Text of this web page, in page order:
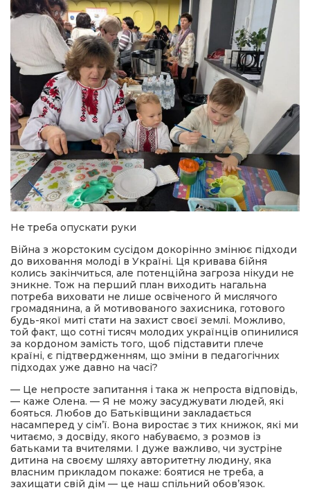
Не треба опускати руки
Війна з жорстоким сусідом докорінно змінює підходи
до виховання молоді в Україні. Ця кривава бійня
колись закінчиться, але потенційна загроза нікуди не
зникне. Тож на перший план виходить нагальна
потреба виховати не лише освіченого й мислячого
громадянина, а й мотивованого захисника, готового
будь-якої миті стати на захист своєї землі. Можливо,
той факт, що сотні тисяч молодих українців опинилися
за кордоном замість того, щоб підставити плече
країні, є підтвердженням, що зміни в педагогічних
підходах уже давно на часі?
— Це непросте запитання і така ж непроста відповідь,
— каже Олена. — Я не можу засуджувати людей, які
бояться. Любов до Батьківщини закладається
насамперед у сім’ї. Вона виростає з тих книжок, які ми
читаємо, з досвіду, якого набуваємо, з розмов із
батьками та вчителями. І дуже важливо, чи зустріне
дитина на своєму шляху авторитетну людину, яка
власним прикладом покаже: боятися не треба, а
захищати свій дім — це наш спільний обов’язок.